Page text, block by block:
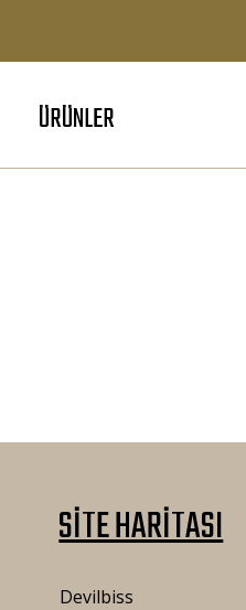
ÜRÜNLER
SİTE HARİTASI
Devilbiss